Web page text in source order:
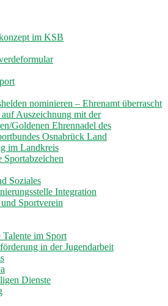
im KSB
nominieren – Ehrenamt überrascht
Auszeichnung mit der
Goldenen Ehrennadel des
Osnabrück Land
im Landkreis
Sportabzeichen
Soziales
Integration
Sportverein
Talente im Sport
in der Jugendarbeit
Dienste